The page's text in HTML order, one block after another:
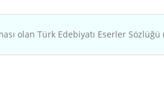
olan Türk Edebiyatı Eserler Sözlüğü